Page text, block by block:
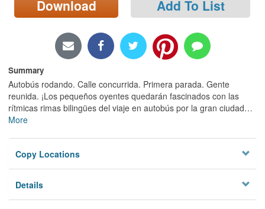
Locations/Hours (external
Download Add To List
Summary
Autobús rodando. Calle concurrida. Primera parada. Gente
reunida. ¡Los pequeños oyentes quedarán fascinados con las
rítmicas rimas bilingües del viaje en autobús por la gran ciudad…
More
Copy Locations
Details